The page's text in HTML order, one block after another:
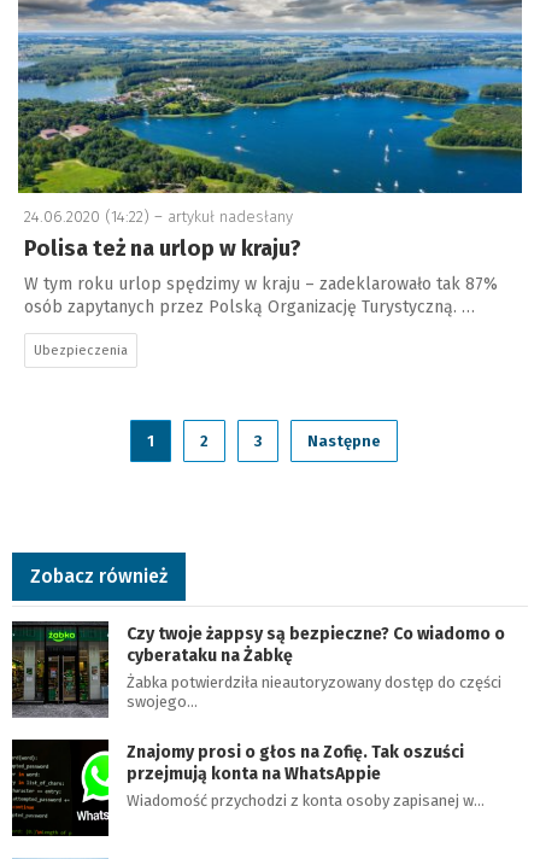
24.06.2020 (14:22) – artykuł nadesłany
Polisa też na urlop w kraju?
W tym roku urlop spędzimy w kraju – zadeklarowało tak 87%
osób zapytanych przez Polską Organizację Turystyczną. …
Ubezpieczenia
1 2 3 Następne
Zobacz również
Czy twoje żappsy są bezpieczne? Co wiadomo o
cyberataku na Żabkę
Żabka potwierdziła nieautoryzowany dostęp do części
swojego…
Znajomy prosi o głos na Zofię. Tak oszuści
przejmują konta na WhatsAppie
Wiadomość przychodzi z konta osoby zapisanej w…